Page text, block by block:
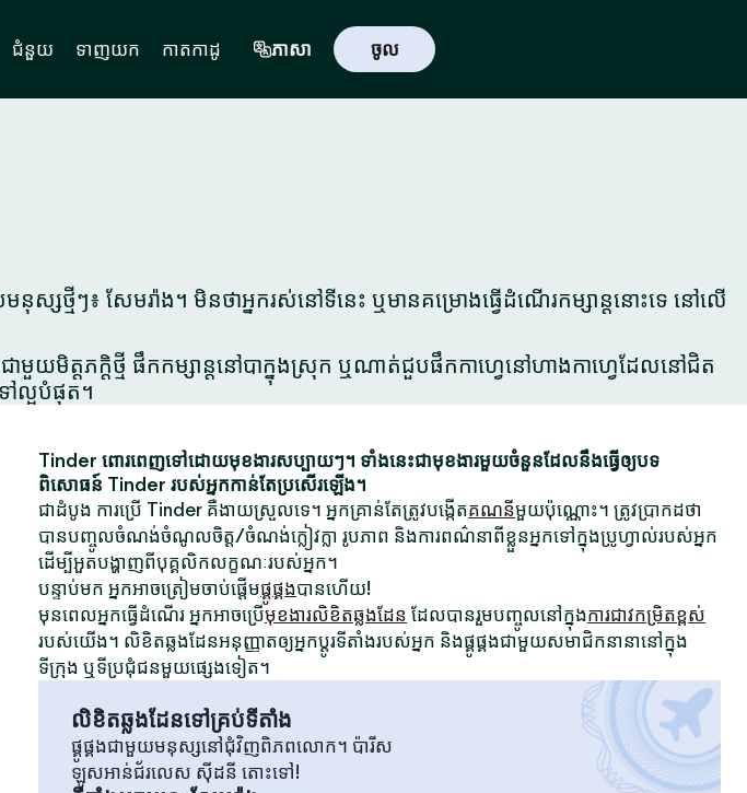
ជំនួយ ទាញយក កាតកាដូ ភាសា ចូល
មីៗ៖ សែមរ៉ាង។ មិនថាអ្នករស់នៅទីនេះ ឬមានគម្រោងធ្វើដំណើរកម្សាន្តនោះទេ នៅលើ
មិត្តភក្តិថ្មី ផឹកកម្សាន្តនៅបាក្នុងស្រុក ឬណាត់ជួបផឹកកាហ្វេនៅហាងកាហ្វេដែលនៅជិត
ៅល្អបំផុត។
Tinder ពោរពេញទៅដោយមុខងារសប្បាយៗ។ ទាំងនេះជាមុខងារមួយចំនួនដែលនឹងធ្វើឲ្យបទ
ពិសោធន៍ Tinder របស់អ្នកកាន់តែប្រសើរឡើង។
ជាដំបូង ការប្រើ Tinder គឺងាយស្រួលទេ។ អ្នកគ្រាន់តែត្រូវបង្កើតគណនីមួយប៉ុណ្ណោះ។ ត្រូវប្រាកដថា
បានបញ្ចូលចំណង់ចំណូលចិត្ត/ចំណង់ក្លៀវក្លា រូបភាព និងការពណ៌នាពីខ្លួនអ្នកទៅក្នុងប្រូហ្វាល់របស់អ្នក
ដើម្បីអួតបង្ហាញពីបុគ្គលិកលក្ខណៈរបស់អ្នក។
បន្ទាប់មក អ្នកអាចត្រៀមចាប់ផ្តើមផ្គូផ្គងបានហើយ!
មុនពេលអ្នកធ្វើដំណើរ អ្នកអាចប្រើមុខងារលិខិតឆ្លងដែន ដែលបានរួមបញ្ចូលនៅក្នុងការជាវកម្រិតខ្ពស់
របស់យើង។ លិខិតឆ្លងដែនអនុញ្ញាតឲ្យអ្នកប្តូរទីតាំងរបស់អ្នក និងផ្គូផ្គងជាមួយសមាជិកនានានៅក្នុង
ទីក្រុង ឬទីប្រជុំជនមួយផ្សេងទៀត។
លិខិតឆ្លងដែនទៅគ្រប់ទីតាំង
ផ្គូផ្គងជាមួយមនុស្សនៅជុំវិញពិភពលោក។ ប៉ារីស
ឡូសអាន់ជ័រលេស ស៊ីដនី តោះទៅ!